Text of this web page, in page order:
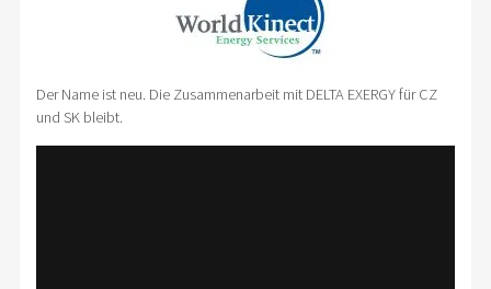
Der Name ist neu. Die Zusammenarbeit mit DELTA EXERGY für CZ
und SK bleibt.